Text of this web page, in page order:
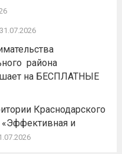
31.07.2026
района
на БЕСПЛАТНЫЕ
Краснодарского
«Эффективная и